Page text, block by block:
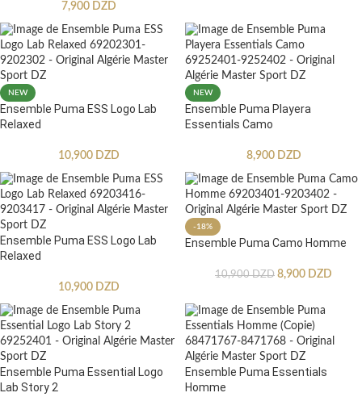
7,900 DZD
NEW
Ensemble Puma ESS Logo Lab
Relaxed
10,900 DZD
NEW
Ensemble Puma Playera
Essentials Camo
8,900 DZD
Ensemble Puma ESS Logo Lab
Relaxed
10,900 DZD
-18%
Ensemble Puma Camo Homme
10,900DZD 8,900 DZD
Ensemble Puma Essential Logo
Lab Story 2
Ensemble Puma Essentials
Homme